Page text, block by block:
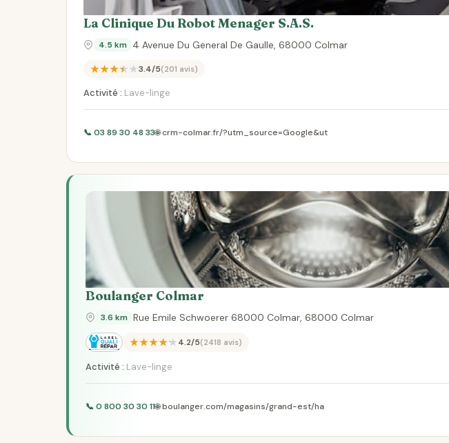
La Clinique Du Robot Menager S.A.S.
4.5 km 4 Avenue Du General De Gaulle, 68000 Colmar
★★★★★3.4/5(201 avis)
Activité : Lave-linge
📞 03 89 30 48 33🌐 crm-colmar.fr/?utm_source=Google&ut
Boulanger Colmar
3.6 km Rue Emile Schwoerer 68000 Colmar, 68000 Colmar
★★★★★4.2/5(2418 avis)
Activité : Lave-linge
📞 0 800 30 30 11🌐 boulanger.com/magasins/grand-est/ha